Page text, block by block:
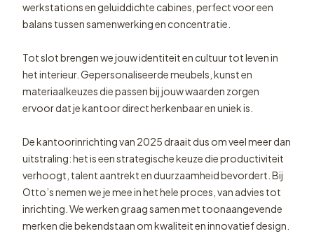
werkstations en geluiddichte cabines, perfect voor een
balans tussen samenwerking en concentratie.
Tot slot brengen we jouw identiteit en cultuur tot leven in
het interieur. Gepersonaliseerde meubels, kunst en
materiaalkeuzes die passen bij jouw waarden zorgen
ervoor dat je kantoor direct herkenbaar en uniek is.
De kantoorinrichting van 2025 draait dus om veel meer dan
uitstraling: het is een strategische keuze die productiviteit
verhoogt, talent aantrekt en duurzaamheid bevordert. Bij
Otto’s nemen we je mee in het hele proces, van advies tot
inrichting. We werken graag samen met toonaangevende
merken die bekendstaan om kwaliteit en innovatief design.